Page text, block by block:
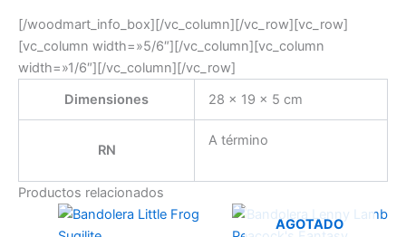
[/woodmart_info_box][/vc_column][/vc_row][vc_row]
[vc_column width=»5/6″][/vc_column][vc_column
width=»1/6″][/vc_column][/vc_row]
Dimensiones
28 × 19 × 5 cm
RN
A término
Productos relacionados
AGOTADO